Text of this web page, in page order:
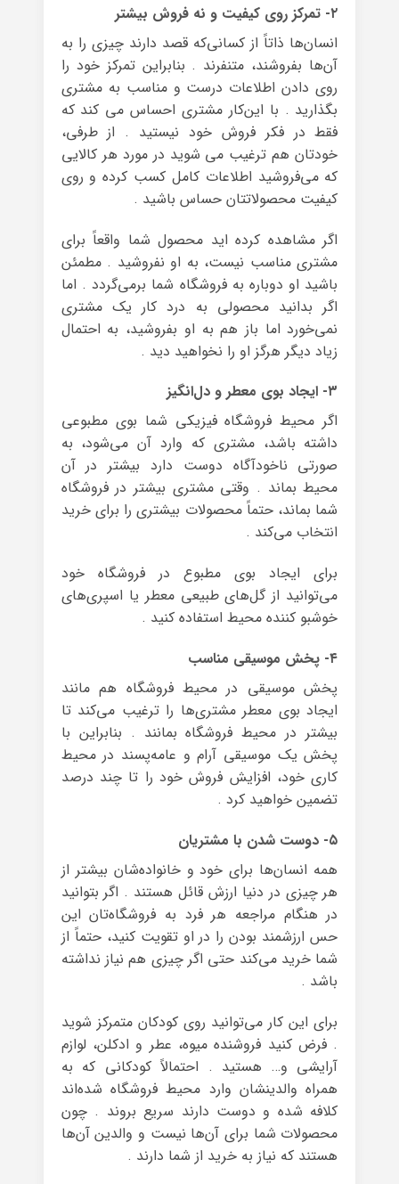
۲- تمرکز روی کیفیت و نه فروش بیشتر
انسان‌ها ذاتاً از کسانی‌که قصد دارند چیزی را به
آن‌ها بفروشند، متنفرند . بنابراین تمرکز خود را
روی دادن اطلاعات درست و مناسب به مشتری
بگذارید . با این‌کار مشتری احساس می کند که
فقط در فکر فروش خود نیستید . از طرفی،
خودتان هم ترغیب می شوید در مورد هر کالایی
که می‌فروشید اطلاعات کامل کسب کرده و روی
کیفیت محصولاتتان حساس باشید .
اگر مشاهده کرده اید محصول شما واقعاً برای
مشتری مناسب نیست، به او نفروشید . مطمئن
باشید او دوباره به فروشگاه شما برمی‌گردد . اما
اگر بدانید محصولی به درد کار یک مشتری
نمی‌خورد اما باز هم به او بفروشید، به احتمال
زیاد دیگر هرگز او را نخواهید دید .
۳- ایجاد بوی معطر و دل‌انگیز
اگر محیط فروشگاه فیزیکی شما بوی مطبوعی
داشته باشد، مشتری‌ که وارد آن می‌شود، به
صورتی ناخودآگاه دوست دارد بیشتر در آن
محیط بماند . وقتی مشتری بیشتر در فروشگاه
شما بماند، حتماً محصولات بیشتری را برای خرید
انتخاب می‌کند .
برای ایجاد بوی مطبوع در فروشگاه خود
می‌توانید از گل‌های طبیعی معطر یا اسپری‌های
خوشبو کننده محیط استفاده کنید .
۴- پخش موسیقی مناسب
پخش موسیقی در محیط فروشگاه هم مانند
ایجاد بوی معطر مشتری‌ها را ترغیب می‌کند تا
بیشتر در محیط فروشگاه بمانند . بنابراین با
پخش یک موسیقی آرام و عامه‌پسند در محیط
کاری خود، افزایش فروش خود را تا چند درصد
تضمین خواهید کرد .
۵- دوست شدن با مشتریان
همه انسان‌ها برای خود و خانواده‌شان بیشتر از
هر چیزی در دنیا ارزش قائل هستند . اگر بتوانید
در هنگام مراجعه هر فرد به فروشگاه‌تان این
حس ارزشمند بودن را در او تقویت کنید، حتماً از
شما خرید می‌کند حتی اگر چیزی هم نیاز نداشته
باشد .
برای این کار می‌توانید روی کودکان متمرکز شوید
. فرض کنید فروشنده میوه، عطر و ادکلن، لوازم
آرایشی و… هستید . احتمالاً کودکانی که به
همراه والدینشان وارد محیط فروشگاه شده‌اند
کلافه شده و دوست دارند سریع بروند . چون
محصولات شما برای آن‌ها نیست و والدین آن‌ها
هستند که نیاز به خرید از شما دارند .